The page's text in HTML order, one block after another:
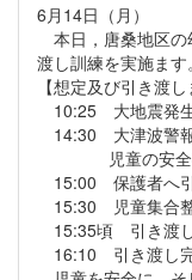
6月14日（月）
本日，唐桑地区の
渡し訓練を実施ます。
【想定及び引き渡し
10:25 大地震発生
14:30 大津波警
児童の安全確保
15:00 保護者へ引
15:30 児童集合
15:35頃 引き渡
16:10 引き渡し